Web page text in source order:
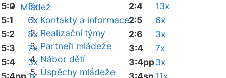
Mládež
Kontakty a informace
Realizační týmy
Partneři mládeže
Nábor dětí
Úspěchy mládeže
5:0
3x
5:1
6x
5:2
8x
5:3
7x
5:4
3x
2:4
13x
2:5
6x
2:6
3x
3:4
7x
3:4pp3x